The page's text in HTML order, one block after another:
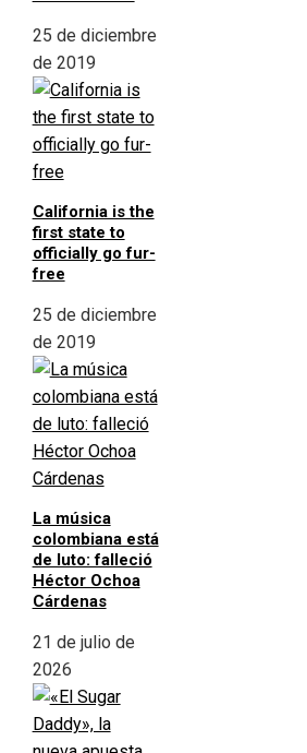
25 de diciembre
de 2019
California is the
first state to
officially go fur-
free
25 de diciembre
de 2019
La música
colombiana está
de luto: falleció
Héctor Ochoa
Cárdenas
21 de julio de
2026